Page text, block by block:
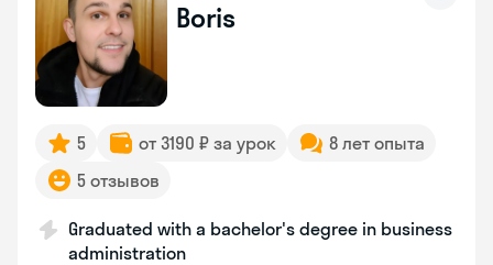
Boris
5 от 3190 ₽ за урок
8 лет опыта
5 отзывов
Graduated with a bachelor's degree in business
administration